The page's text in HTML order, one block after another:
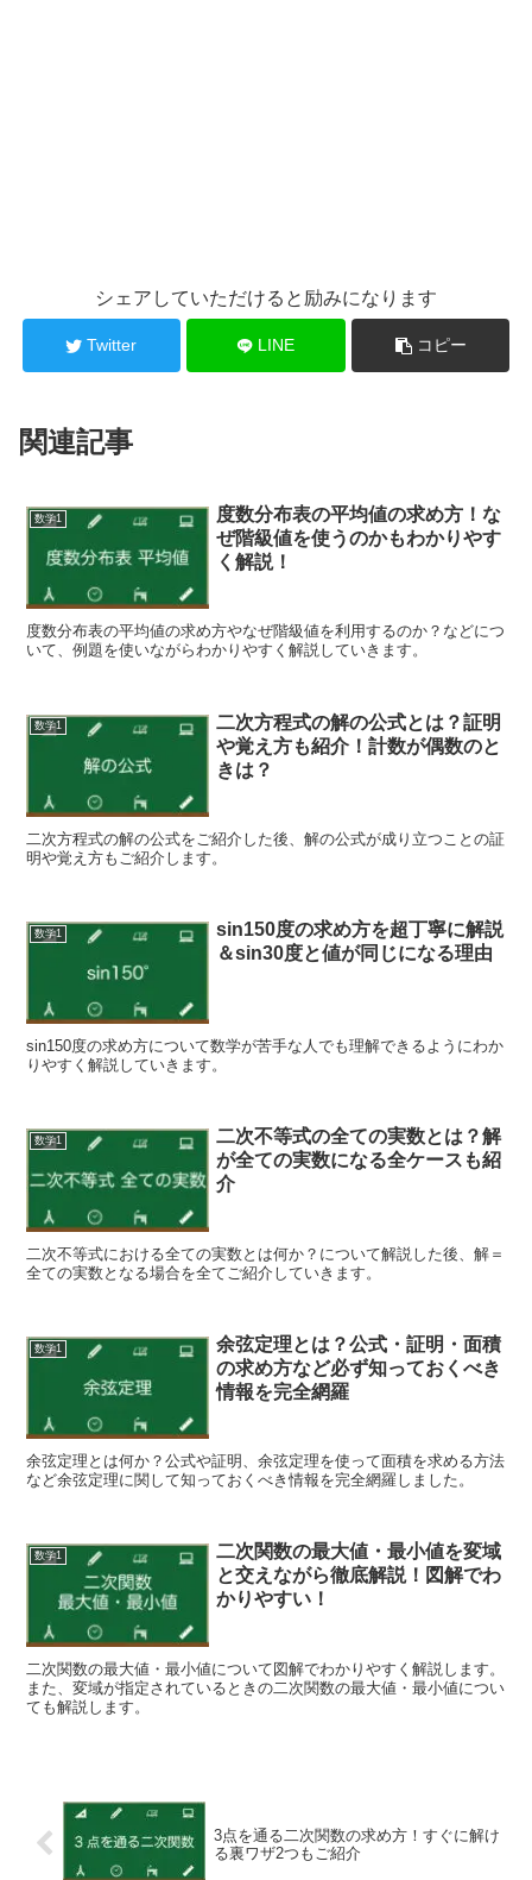
シェアしていただけると励みになります
Twitter LINE コピー
関連記事
数学1
度数分布表の平均値の求め方！な
ぜ階級値を使うのかもわかりやす
く解説！
度数分布表の平均値の求め方やなぜ階級値を利用するのか？などにつ
いて、例題を使いながらわかりやすく解説していきます。
数学1
二次方程式の解の公式とは？証明
や覚え方も紹介！計数が偶数のと
きは？
二次方程式の解の公式をご紹介した後、解の公式が成り立つことの証
明や覚え方もご紹介します。
数学1
sin150度の求め方を超丁寧に解説
＆sin30度と値が同じになる理由
sin150度の求め方について数学が苦手な人でも理解できるようにわか
りやすく解説していきます。
数学1
二次不等式の全ての実数とは？解
が全ての実数になる全ケースも紹
介
二次不等式における全ての実数とは何か？について解説した後、解＝
全ての実数となる場合を全てご紹介していきます。
数学1
余弦定理とは？公式・証明・面積
の求め方など必ず知っておくべき
情報を完全網羅
余弦定理とは何か？公式や証明、余弦定理を使って面積を求める方法
など余弦定理に関して知っておくべき情報を完全網羅しました。
数学1
二次関数の最大値・最小値を変域
と交えながら徹底解説！図解でわ
かりやすい！
二次関数の最大値・最小値について図解でわかりやすく解説します。
また、変域が指定されているときの二次関数の最大値・最小値につい
ても解説します。
3点を通る二次関数の求め方！すぐに解け
る裏ワザ2つもご紹介